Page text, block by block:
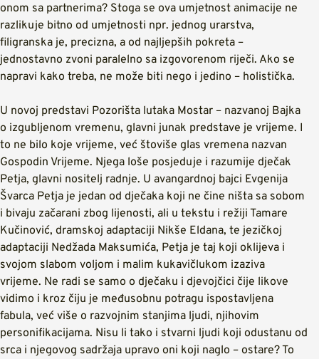
onom sa partnerima? Stoga se ova umjetnost animacije ne
razlikuje bitno od umjetnosti npr. jednog urarstva,
filigranska je, precizna, a od najljepših pokreta –
jednostavno zvoni paralelno sa izgovorenom riječi. Ako se
napravi kako treba, ne može biti nego i jedino – holistička.
U novoj predstavi Pozorišta lutaka Mostar – nazvanoj Bajka
o izgubljenom vremenu, glavni junak predstave je vrijeme. I
to ne bilo koje vrijeme, već štoviše glas vremena nazvan
Gospodin Vrijeme. Njega loše posjeduje i razumije dječak
Petja, glavni nositelj radnje. U avangardnoj bajci Evgenija
Švarca Petja je jedan od dječaka koji ne čine ništa sa sobom
i bivaju začarani zbog lijenosti, ali u tekstu i režiji Tamare
Kučinović, dramskoj adaptaciji Nikše Eldana, te jezičkoj
adaptaciji Nedžada Maksumića, Petja je taj koji oklijeva i
svojom slabom voljom i malim kukavičlukom izaziva
vrijeme. Ne radi se samo o dječaku i djevojčici čije likove
vidimo i kroz čiju je međusobnu potragu ispostavljena
fabula, već više o razvojnim stanjima ljudi, njihovim
personifikacijama. Nisu li tako i stvarni ljudi koji odustanu od
srca i njegovog sadržaja upravo oni koji naglo – ostare? To